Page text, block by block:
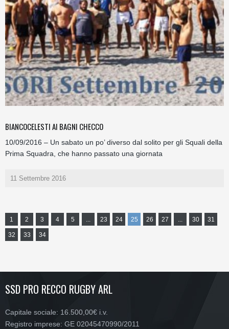
BIANCOCELESTI AI BAGNI CHECCO
10/09/2016 – Un sabato un po’ diverso dal solito per gli Squali della
Prima Squadra, che hanno passato una giornata
11 Settembre 2016
1 2 3 4 5 23 24 25 26 27 30 31
32 33 34
SSD PRO RECCO RUGBY ARL
Capitale sociale: 16.500,00€ i.v.
Registro imprese: GE 02045470990/2011